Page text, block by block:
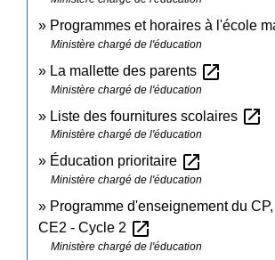
Programmes et horaires à l'école
Ministère chargé de l'éducation
La mallette des parents open_in_new
Ministère chargé de l'éducation
Liste des fournitures scolaires open_in_new
Ministère chargé de l'éducation
Éducation prioritaire open_in_new
Ministère chargé de l'éducation
Programme d'enseignement du
CE2 - Cycle 2 open_in_new
Ministère chargé de l'éducation